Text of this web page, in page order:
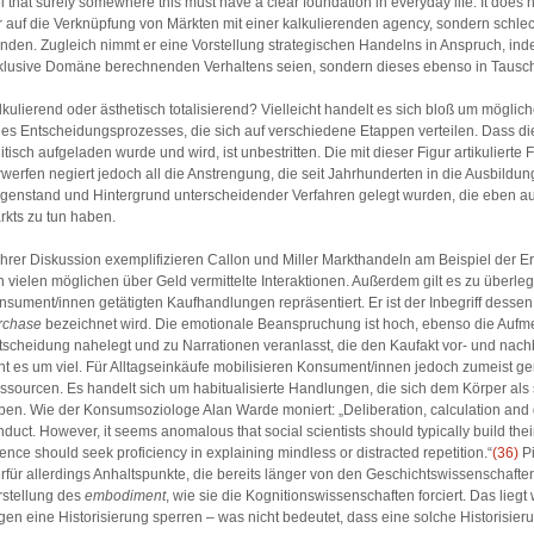
auf die Verknüpfung von Märkten mit einer kalkulierenden agency, sondern
Zugleich nimmt er eine Vorstellung strategischen Handelns in Anspruch,
Domäne berechnenden Verhaltens seien, sondern dieses ebenso in
oder ästhetisch totalisierend? Vielleicht handelt es sich bloß um
Entscheidungsprozesses, die sich auf verschiedene Etappen verteilen. Dass
aufgeladen wurde und wird, ist unbestritten. Die mit dieser Figur artikulierte
negiert jedoch all die Anstrengung, die seit Jahrhunderten in die
und Hintergrund unterscheidender Verfahren gelegt wurden, die eben
zu tun haben.
Diskussion exemplifizieren Callon und Miller Markthandeln am Beispiel der
vielen möglichen über Geld vermittelte Interaktionen. Außerdem gilt es zu
innen getätigten Kaufhandlungen repräsentiert. Er ist der Inbegriff
bezeichnet wird. Die emotionale Beanspruchung ist hoch, ebenso die
nahelegt und zu Narrationen veranlasst, die den Kaufakt vor- und
es um viel. Für Alltagseinkäufe mobilisieren Konsument/innen jedoch zumeist
Es handelt sich um habitualisierte Handlungen, die sich dem Körper
Wie der Konsumsoziologe Alan Warde moniert: „Deliberation, calculation
However, it seems anomalous that social scientists should typically build
should seek proficiency in explaining mindless or distracted repetition.“(36)
allerdings Anhaltspunkte, die bereits länger von den
des embodiment, wie sie die Kognitionswissenschaften forciert. Das
eine Historisierung sperren – was nicht bedeutet, dass eine solche